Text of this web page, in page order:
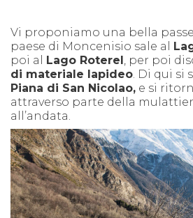
Vi proponiamo una bella
paese di Moncenisio sale al
poi al Lago Roterel , per poi
di materiale lapideo . Di qui si
Piana di San Nicolao, e si
attraverso parte della
all’andata.